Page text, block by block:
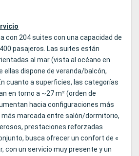
con 204 suites con una capacidad de
pasajeros. Las suites están
al mar (vista al océano en
ellas dispone de veranda/balcón,
cuanto a superficies, las categorías
en torno a ~27 m² (orden de
hacia configuraciones más
marcada entre salón/dormitorio,
prestaciones reforzadas
busca ofrecer un confort de «
con un servicio muy presente y un